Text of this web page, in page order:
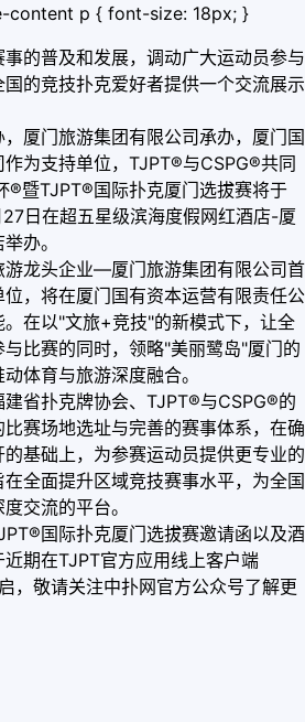
content p { font-size: 18px; }
的普及和发展，调动广大运动员参与
的竞技扑克爱好者提供一个交流展示
厦门旅游集团有限公司承办，厦门国
为支持单位，TJPT®与CSPG®共同
®暨TJPT®国际扑克厦门选拔赛将于
日在超五星级滨海度假网红酒店-厦
办。
游龙头企业—厦门旅游集团有限公司首
，将在厦门国有资本运营有限责任公
在以"文旅+竞技"的新模式下，让全
比赛的同时，领略"美丽鹭岛"厦门的
体育与旅游深度融合。
省扑克牌协会、TJPT®与CSPG®的
赛场地选址与完善的赛事体系，在确
基础上，为参赛运动员提供更专业的
全面提升区域竞技赛事水平，为全国
交流的平台。
国际扑克厦门选拔赛邀请函以及酒
期在TJPT官方应用线上客户端
，敬请关注中扑网官方公众号了解更